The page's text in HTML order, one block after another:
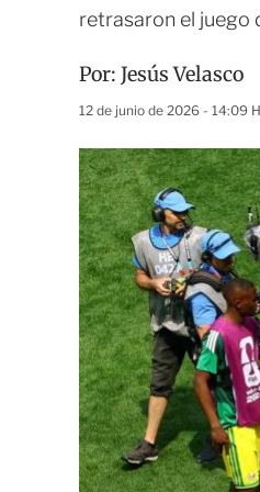
retrasaron el juego
Por: Jesús Velasco
12 de junio de 2026 - 14:09